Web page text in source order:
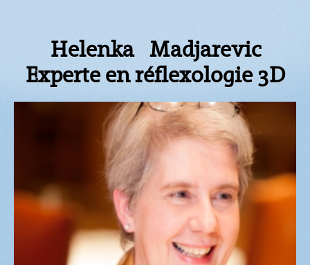
Helenka Madjarevic
Experte en réflexologie 3D